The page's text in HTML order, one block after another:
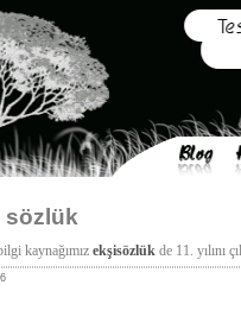
sözlük
kaynağımız ekşisözlükde 11. yılını